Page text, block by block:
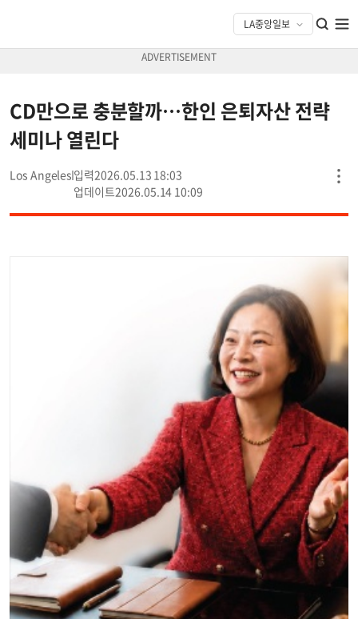
CD만으로 충분할까…한인 은퇴자산 전략
세미나 열린다
Los Angeles
2026.05.13 18:03
2026.05.14 10:09